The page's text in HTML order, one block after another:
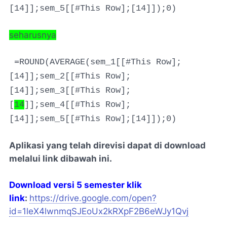
[14]];sem_5[[#This Row];[14]]);0)
seharusnya
=ROUND(AVERAGE(sem_1[[#This Row];
[14]];sem_2[[#This Row];
[14]];sem_3[[#This Row];
[14]];sem_4[[#This Row];
[14]];sem_5[[#This Row];[14]]);0)
Aplikasi yang telah direvisi dapat di download
melalui link dibawah ini.
Download versi 5 semester klik
link: https://drive.google.com/open?
id=1leX4lwnmqSJEoUx2kRXpF2B6eWJy1Qvj